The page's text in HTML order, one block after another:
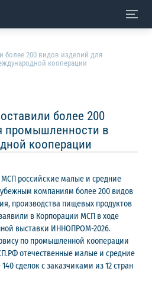
более 200 видов изделий для
кооперации
более 200
промышленности в
кооперации
российские малые и средние
компаниям более 200 видов
производства пищевых продуктов
в Корпорации МСП в ходе
выставки ИННОПРОМ-2026.
по промышленной кооперации
отечественные малые и средние
сделок с заказчиками из 12 стран